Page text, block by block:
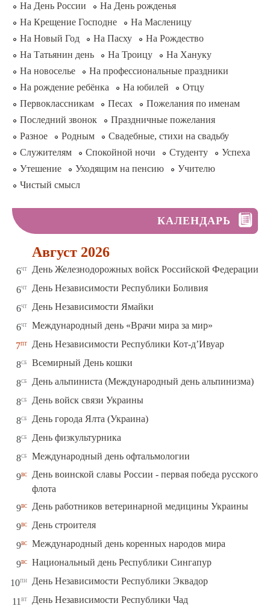
На День России
На День рожденья
На Крещение Господне
На Масленицу
На Новый Год
На Пасху
На Рождество
На Татьянин день
На Троицу
На Хануку
На новоселье
На профессиональные праздники
На рождение ребёнка
На юбилей
Отцу
Первоклассникам
Песах
Пожелания по именам
Последний звонок
Праздничные пожелания
Разное
Родным
Свадебные, стихи на свадьбу
Служителям
Спокойной ночи Студенту
Успеха
Утешение
Уходящим на пенсию
Учителю
Чистый смысл
КАЛЕНДАРЬ
Август 2026
6чт День Железнодорожных войск Российской Федерации
6чт День Независимости Республики Боливия
6чт День Независимости Ямайки
6чт Международный день «Врачи мира за мир»
7пт День Независимости Республики Кот-д’Ивуар
8сб Всемирный День кошки
8сб День альпиниста (Международный день альпинизма)
8сб День войск связи Украины
8сб День города Ялта (Украина)
8сб День физкультурника
8сб Международный день офтальмологии
9вс
День воинской славы России - первая победа русского
флота
9вс День работников ветеринарной медицины Украины
9вс День строителя
9вс Международный день коренных народов мира
9вс Национальный день Республики Сингапур
10пн День Независимости Республики Эквадор
11 вт День Независимости Республики Чад